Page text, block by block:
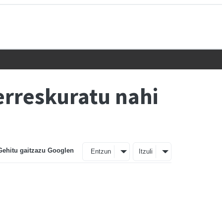
nahi
gaitzazu Googlen Entzun Itzuli